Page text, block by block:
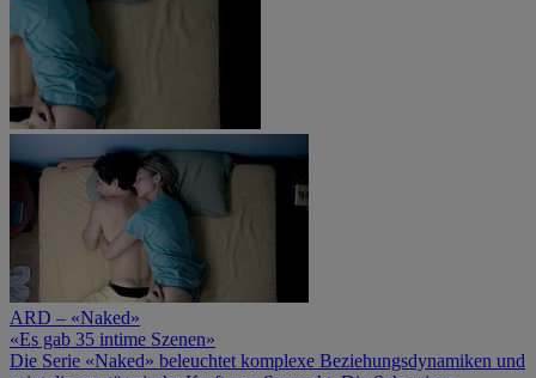
ARD – «Naked»
«Es gab 35 intime Szenen»
Die Serie «Naked» beleuchtet komplexe Beziehungsdynamiken und